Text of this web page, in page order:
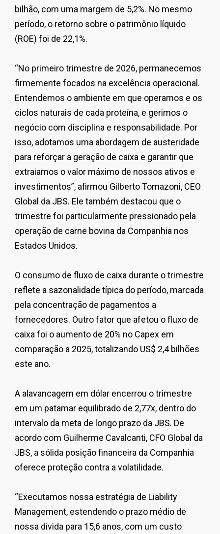
bilhão, com uma margem de 5,2%. No mesmo
período, o retorno sobre o patrimônio líquido
(ROE) foi de 22,1%.
“No primeiro trimestre de 2026, permanecemos
firmemente focados na excelência operacional.
Entendemos o ambiente em que operamos e os
ciclos naturais de cada proteína, e gerimos o
negócio com disciplina e responsabilidade. Por
isso, adotamos uma abordagem de austeridade
para reforçar a geração de caixa e garantir que
extraiamos o valor máximo de nossos ativos e
investimentos”, afirmou Gilberto Tomazoni, CEO
Global da JBS. Ele também destacou que o
trimestre foi particularmente pressionado pela
operação de carne bovina da Companhia nos
Estados Unidos.
O consumo de fluxo de caixa durante o trimestre
reflete a sazonalidade típica do período, marcada
pela concentração de pagamentos a
fornecedores. Outro fator que afetou o fluxo de
caixa foi o aumento de 20% no Capex em
comparação a 2025, totalizando US$ 2,4 bilhões
este ano.
A alavancagem em dólar encerrou o trimestre
em um patamar equilibrado de 2,77x, dentro do
intervalo da meta de longo prazo da JBS. De
acordo com Guilherme Cavalcanti, CFO Global da
JBS, a sólida posição financeira da Companhia
oferece proteção contra a volatilidade.
“Executamos nossa estratégia de Liability
Management, estendendo o prazo médio de
nossa dívida para 15,6 anos, com um custo